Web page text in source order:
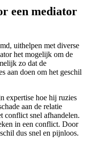
een mediator
uithelpen met diverse
het mogelijk om de
zo dat de
aan doen om het geschil
expertise hoe hij ruzies
aan de relatie
conflict snel afhandelen.
in een conflict. Door
dus snel en pijnloos.